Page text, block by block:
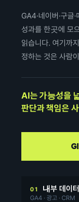
GA4·네이버·구글
성과를 한곳에 모
읽습니다. 여기까
정하는 것은 사람
AI는 가능성을
판단과 책임은
01 내부 데이터
GA4 · 광고 · CRM